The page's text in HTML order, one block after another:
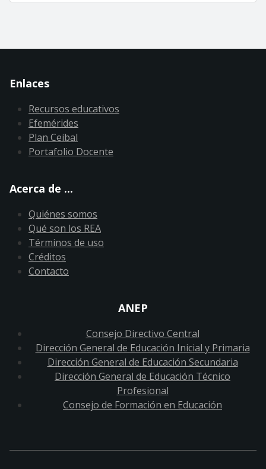
Enlaces
Recursos educativos
Efemérides
Plan Ceibal
Portafolio Docente
Acerca de ...
Quiénes somos
Qué son los REA
Términos de uso
Créditos
Contacto
ANEP
Consejo Directivo Central
Dirección General de Educación Inicial y Primaria
Dirección General de Educación Secundaria
Dirección General de Educación Técnico
Profesional
Consejo de Formación en Educación